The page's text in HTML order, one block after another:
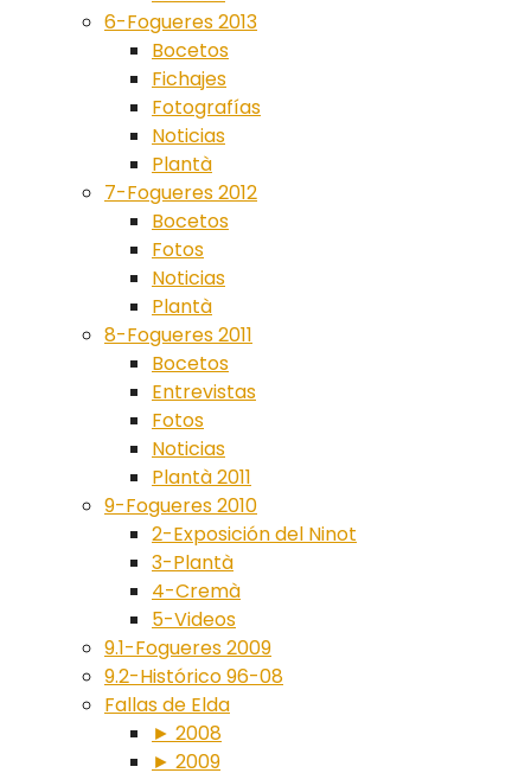
6-Fogueres 2013
Bocetos
Fichajes
Fotografías
Noticias
Plantà
7-Fogueres 2012
Bocetos
Fotos
Noticias
Plantà
8-Fogueres 2011
Bocetos
Entrevistas
Fotos
Noticias
Plantà 2011
9-Fogueres 2010
2-Exposición del Ninot
3-Plantà
4-Cremà
5-Videos
9.1-Fogueres 2009
9.2-Histórico 96-08
Fallas de Elda
► 2008
► 2009